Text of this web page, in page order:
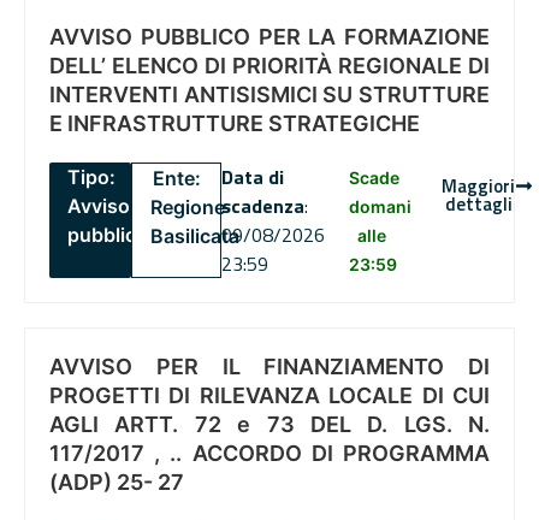
AVVISO PUBBLICO PER LA FORMAZIONE
DELL’ ELENCO DI PRIORITÀ REGIONALE DI
INTERVENTI ANTISISMICI SU STRUTTURE
E INFRASTRUTTURE STRATEGICHE
Tipo:
Avviso
pubblico
Ente:
Regione
Basilicata
Data di
scadenza:
09/08/2026
23:59
Scade
domani
alle
23:59
Maggiori
dettagli
AVVISO PER IL FINANZIAMENTO DI
PROGETTI DI RILEVANZA LOCALE DI CUI
AGLI ARTT. 72 e 73 DEL D. LGS. N.
117/2017 , .. ACCORDO DI PROGRAMMA
(ADP) 25- 27